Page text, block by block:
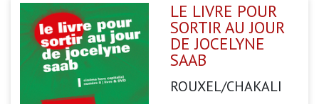
LE LIVRE POUR
SORTIR AU JOUR
DE JOCELYNE
SAAB
ROUXEL/CHAKALI